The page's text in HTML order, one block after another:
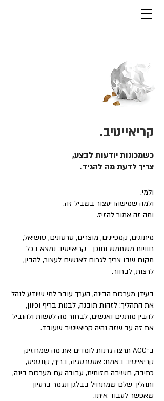
קריאייטיב.
כשמכונות יודעות לבצע,
צריך לדעת מה להגיד.
ולמי.
ולמה שמישהו יעצור בשביל זה.
ומה זה אמור להזיז.
מיתוגים, קמפיינים, מוצרים, סרטונים, סושיאל,
חוויות משתמש ותוכן - קריאייטיב נמצא בכל
מקום שבו צריך לגרום לאנשים לעצור, להבין,
לרצות, לבחור.
בעידן מערכות הבינה, הערך עובר למי שיודע לנהל
את התהליך: לזהות תובנה, לבנות בריף וכיוון,
להבין מותגים ואנשים, לבחור מה לעשות ולהוביל
את זה עד שזה נהיה קריאייטיב שעובד.
ב־ACC תרצה גרנות לומדים את מה שמחזיק
קריאייטיב באמת: אסטרטגיה, בריף, קונספט,
כתיבה, חשיבה חזותית, עבודה עם מערכות בינה,
ותהליך שלם שמתחיל בבלגן ונגמר ברעיון
שאפשר לעבוד איתו.